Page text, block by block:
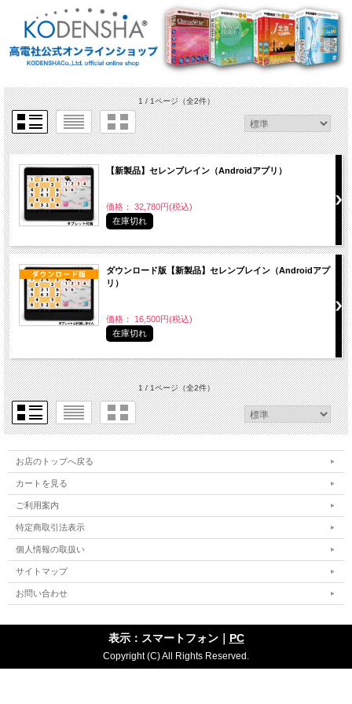
1 / 1ページ（全2件）
【新製品】セレンブレイン（Androidアプリ）
価格： 32,780円(税込)
在庫切れ
ダウンロード版【新製品】セレンブレイン（Androidアプ
リ）
価格： 16,500円(税込)
在庫切れ
1 / 1ページ（全2件）
お店のトップへ戻る
カートを見る
ご利用案内
特定商取引法表示
個人情報の取扱い
サイトマップ
お問い合わせ
表示：スマートフォン｜ PC
Copyright (C) All Rights Reserved.